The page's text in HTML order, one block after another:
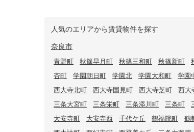
人気のエリアから賃貸物件を探す
奈良市
青野町 秋篠早月町 秋篠三和町 秋篠新町
杏町
学園朝日町 学園北 学園大和町 学園
西大寺北町
西大寺国見町 西大寺芝町 西大
三条大宮町
三条栄町 三条添川町 三条町
大安寺町
大安寺西 千代ケ丘 鶴福院町 鶴